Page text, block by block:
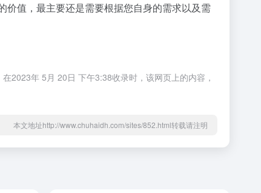
值，最主要还是需要根据您自身的需求以及需
2023年 5月 20日 下午3:38收录时，该网页上的内容，
本文地址http://www.chuhaidh.com/sites/852.html转载请注明